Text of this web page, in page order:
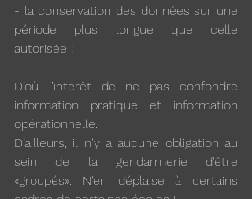
- la conservation des données sur une
période plus longue que celle
autorisée ;
D’où l’intérêt de ne pas confondre
information pratique et information
opérationnelle.
D’ailleurs, il n'y a aucune obligation au
sein de la gendarmerie d'être
«groupés». N'en déplaise à certains